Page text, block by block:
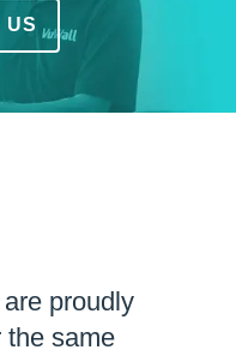
US
proudly
the same